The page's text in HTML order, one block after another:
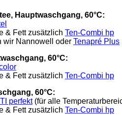
Hauptwaschgang, 60°C:
& Fett zusätzlich Ten-Combi hp
wir Nannowell oder Tenapré Plus
60°C:
& Fett zusätzlich Ten-Combi hp
60°C:
perfekt(für alle
& Fett zusätzlich Ten-Combi hp